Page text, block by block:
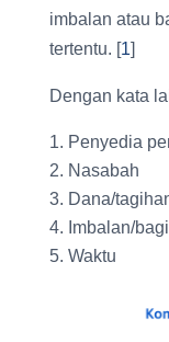
imbalan atau
tertentu. [1]
Dengan kata
Penyedia
Nasabah
Dana/
Imbalan/
Waktu